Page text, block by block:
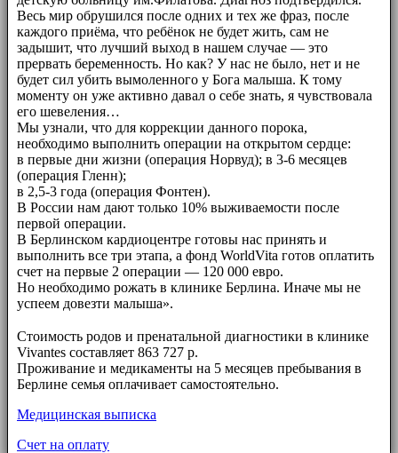
Весь мир обрушился после одних и тех же фраз, после
каждого приёма, что ребёнок не будет жить, сам не
задышит, что лучший выход в нашем случае — это
прервать беременность. Но как? У нас не было, нет и не
будет сил убить вымоленного у Бога малыша. К тому
моменту он уже активно давал о себе знать, я чувствовала
его шевеления…
Мы узнали, что для коррекции данного порока,
необходимо выполнить операции на открытом сердце:
в первые дни жизни (операция Норвуд); в 3-6 месяцев
(операция Гленн);
в 2,5-3 года (операция Фонтен).
В России нам дают только 10% выживаемости после
первой операции.
В Берлинском кардиоцентре готовы нас принять и
выполнить все три этапа, а фонд WorldVita готов оплатить
счет на первые 2 операции — 120 000 евро.
Но необходимо рожать в клинике Берлина. Иначе мы не
успеем довезти малыша».
Стоимость родов и пренатальной диагностики в клинике
Vivantes составляет 863 727 р.
Проживание и медикаменты на 5 месяцев пребывания в
Берлине семья оплачивает самостоятельно.
Медицинская выписка
Счет на оплату